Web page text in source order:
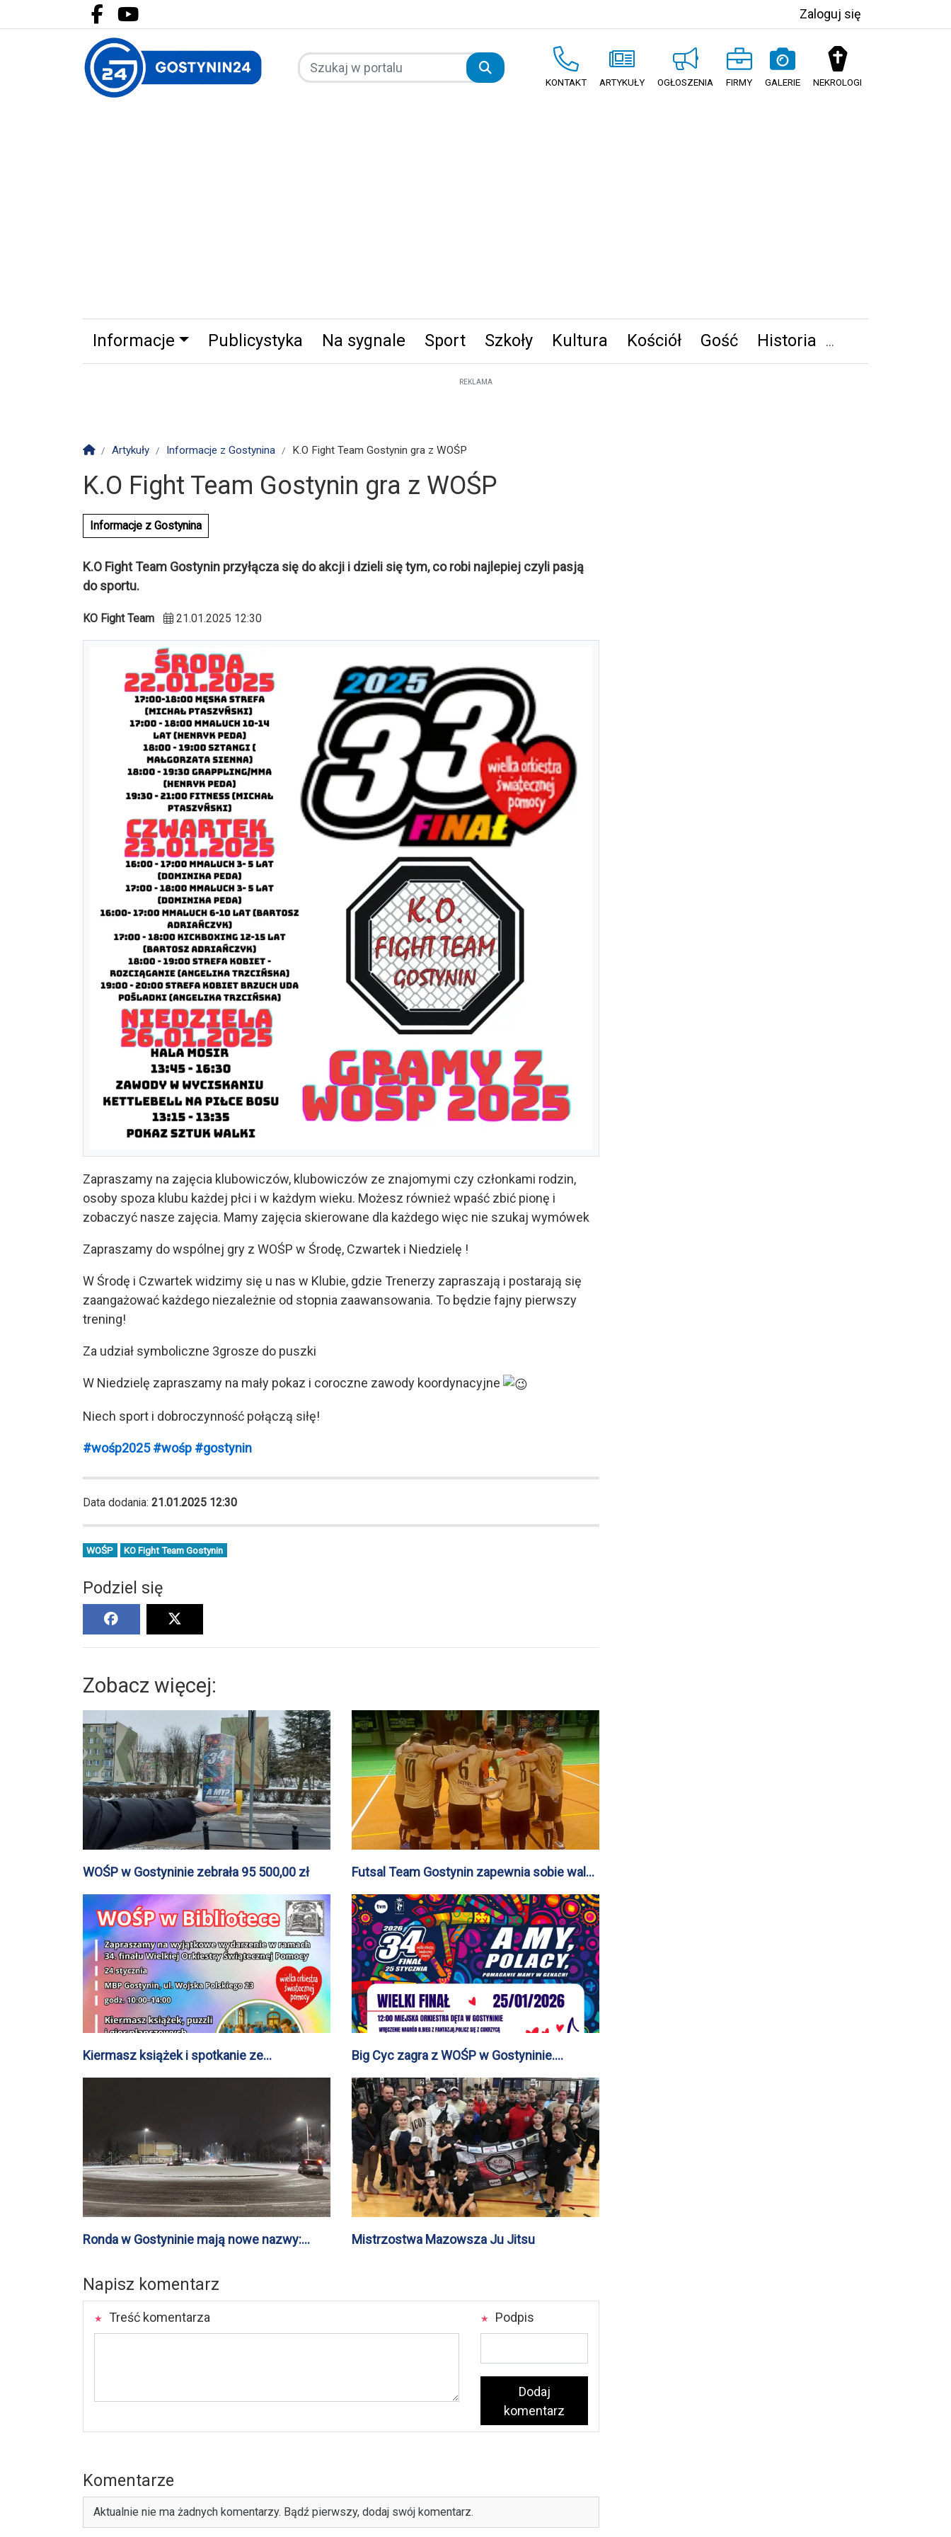
Facebook.com
Youtube.com Zaloguj się
KONTAKT ARTYKUŁY OGŁOSZENIA FIRMY GALERIE NEKROLOGI
Informacje Publicystyka Na sygnale Sport Szkoły Kultura Kościół Gość Historia
REKLAMA
Strona główna
Artykuły Informacje z Gostynina K.O Fight Team Gostynin gra z WOŚP
K.O Fight Team Gostynin gra z WOŚP
Informacje z Gostynina
K.O Fight Team Gostynin przyłącza się do akcji i dzieli się tym, co robi najlepiej czyli pasją
do sportu.
KO Fight Team 21.01.2025 12:30
Zapraszamy na zajęcia klubowiczów, klubowiczów ze znajomymi czy członkami rodzin,
osoby spoza klubu każdej płci i w każdym wieku. Możesz również wpaść zbić pionę i
zobaczyć nasze zajęcia. Mamy zajęcia skierowane dla każdego więc nie szukaj wymówek
Zapraszamy do wspólnej gry z WOŚP w Środę, Czwartek i Niedzielę !
W Środę i Czwartek widzimy się u nas w Klubie, gdzie Trenerzy zapraszają i postarają się
zaangażować każdego niezależnie od stopnia zaawansowania. To będzie fajny pierwszy
trening!
Za udział symboliczne 3grosze do puszki
W Niedzielę zapraszamy na mały pokaz i coroczne zawody koordynacyjne
Niech sport i dobroczynność połączą siłę!
#wośp2025 #wośp #gostynin
Data dodania: 21.01.2025 12:30
WOŚP KO Fight Team Gostynin
Podziel się
Zobacz więcej:
WOŚP w Gostyninie zebrała 95 500,00 zł
Futsal Team Gostynin zapewnia sobie walkę
w barażu i pierwsze miejsce w tabeli
Kiermasz książek i spotkanie ze
Zwierzakolubami w Gostyninie
Big Cyc zagra z WOŚP w Gostyninie.
Szefem gostynińskiego sztabu została
Aleksandra Milczarek
Ronda w Gostyninie mają nowe nazwy:
Konstytucji
Mistrzostwa Mazowsza Ju Jitsu
Napisz komentarz
Treść komentarza Podpis
Dodaj
komentarz
Komentarze
Aktualnie nie ma żadnych komentarzy. Bądź pierwszy, dodaj swój komentarz.